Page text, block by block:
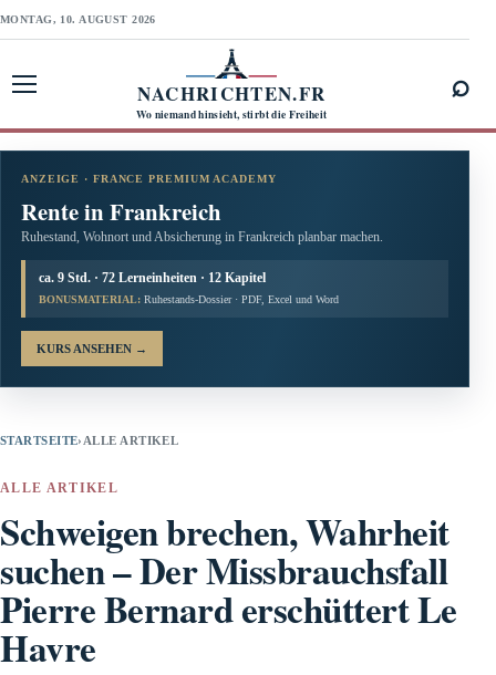
MONTAG, 10. AUGUST 2026
NACHRICHTEN.FR
Wo niemand hinsieht, stirbt die Freiheit
⌕
ANZEIGE · FRANCE PREMIUM ACADEMY
Rente in Frankreich
Ruhestand, Wohnort und Absicherung in Frankreich planbar machen.
ca. 9 Std. · 72 Lerneinheiten · 12 Kapitel
BONUSMATERIAL: Ruhestands-Dossier · PDF, Excel und Word
KURS ANSEHEN →
STARTSEITE› ALLE ARTIKEL
ALLE ARTIKEL
Schweigen brechen, Wahrheit
suchen – Der Missbrauchsfall
Pierre Bernard erschüttert Le
Havre